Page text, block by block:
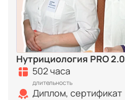
Нутрициология PRO 2.0
502 часа
длительность
Диплом, сертификат